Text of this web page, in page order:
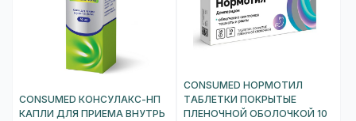
CONSUMED КОНСУЛАКС-НП
КАПЛИ ДЛЯ ПРИЕМА ВНУТРЬ
CONSUMED НОРМОТИЛ
ТАБЛЕТКИ ПОКРЫТЫЕ
ПЛЕНОЧНОЙ ОБОЛОЧКОЙ 10